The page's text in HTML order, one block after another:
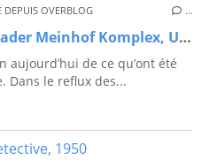
DEPUIS OVERBLOG …
La bande à Baader, Der Baader Meinhof Komplex, Uli Edel, 2008
de ce qu’ont été
Dans le reflux des...